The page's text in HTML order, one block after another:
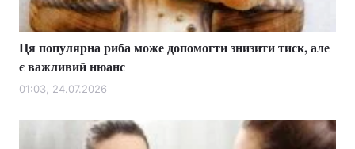
Ця популярна риба може допомогти знизити тиск, але
є важливий нюанс
01:03, 24.07.2026